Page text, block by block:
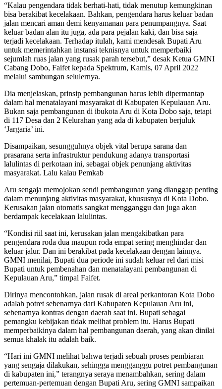
“Kalau pengendara tidak berhati-hati, tidak menutup kemungkinan
bisa berakibat kecelakaan. Bahkan, pengendara harus keluar badan
jalan mencari aman demi kenyamanan para penumpangnya. Saat
keluar badan alan itu juga, ada para pejalan kaki, dan bisa saja
terjadi kecelakaan. Terhadap itulah, kami mendesak Bupati Aru
untuk memerintahkan instansi teknisnya untuk memperbaiki
sejumlah ruas jalan yang rusak parah tersebut,” desak Ketua GMNI
Cabang Dobo, Faifet kepada Spektrum, Kamis, 07 April 2022
melalui sambungan selulernya.
Dia menjelaskan, prinsip pembangunan harus lebih dipermantap
dalam hal menatalayani masyarakat di Kabupaten Kepulauan Aru.
Bukan saja pembangunan di ibukota Aru di Kota Dobo saja, tetapi
di 117 Desa dan 2 Kelurahan yang ada di kabupaten berjuluk
‘Jargaria’ ini.
Disampaikan, sesungguhnya objek vital berupa sarana dan
prasarana serta infrastruktur pendukung adanya transportasi
lalulintas di perkotaan ini, sebagai objek penunjang aktivitas
masyarakat. Lalu kalau Pemkab
Aru sengaja memojokan sendi pembangunan yang dianggap penting
dalam menunjang aktivitas masyarakat, khususnya di Kota Dobo.
Kerusakan jalan otomatis sangkat mengganggu dan juga akan
berdampak kecelakaan lalulintas.
“Kondisi riil saat ini, kerusakan jalan mengakibatkan para
pengendara roda dua maupun roda empat sering menghindar dan
keluar jalur. Dan ini berakibat pada kecelakaan dengan lainnya.
GMNI menilai, Bupati dua periode ini sudah keluar rel dari misi
Bupati untuk pembenahan dan menatalayani pembangunan di
Kepulauan Aru,” timpal Faifet.
Dirinya mencontohkan, jalan rusak di areal perkantoran Kota Dobo
adalah potret sebenarnya dari Kabupaten Kepulauan Aru ini,
sebenarnya kontras dengan daerah saat ini. Bupati sebagai
pemangku kebijakan tidak melihat problem itu. Harus Bupati
memperbaikinya dalam hal pembangunan daerah, yang akan dinilai
semua khalak itu adalah baik.
“Hari ini GMNI melihat bahwa terjadi sebuah proses pembiaran
yang sengaja dilakukan, sehingga mengganggu potret pembangunan
di kabupaten ini,” terangnya seraya menambahkan, sering dalam
pertemuan-pertemuan dengan Bupati Aru, sering GMNI sampaikan